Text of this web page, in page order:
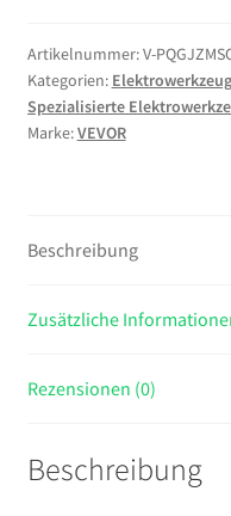
aus
Aluminiumlegierung,
360℃
Styrocutter
Legierung,
Ausgangsspannung,
420
Maschine
Artikelnummer:V-
Kategorien:
Spezialisierte
Marke:VEVOR
Beschreibung
Zusätzliche
Rezensionen (0)
Beschreibung